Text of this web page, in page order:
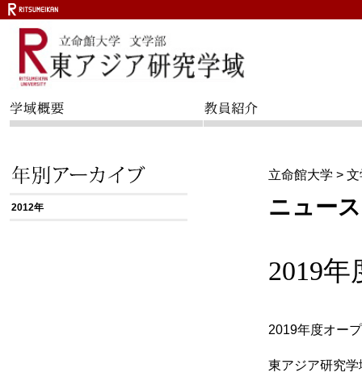
立命館大学 > 文
ニュース
2019
2019年度オー
東アジア研究
2012年